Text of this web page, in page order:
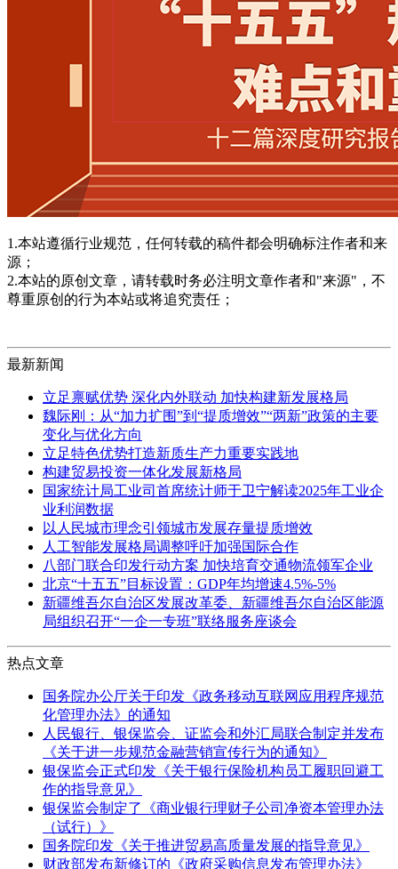
1.本站遵循行业规范，任何转载的稿件都会明确标注作者和来
源；
2.本站的原创文章，请转载时务必注明文章作者和"来源"，不
尊重原创的行为本站或将追究责任；
最新新闻
立足禀赋优势 深化内外联动 加快构建新发展格局
魏际刚：从“加力扩围”到“提质增效”“两新”政策的主要
变化与优化方向
立足特色优势打造新质生产力重要实践地
构建贸易投资一体化发展新格局
国家统计局工业司首席统计师于卫宁解读2025年工业企
业利润数据
以人民城市理念引领城市发展存量提质增效
人工智能发展格局调整呼吁加强国际合作
八部门联合印发行动方案 加快培育交通物流领军企业
北京“十五五”目标设置：GDP年均增速4.5%-5%
新疆维吾尔自治区发展改革委、新疆维吾尔自治区能源
局组织召开“一企一专班”联络服务座谈会
热点文章
国务院办公厅关于印发《政务移动互联网应用程序规范
化管理办法》的通知
人民银行、银保监会、证监会和外汇局联合制定并发布
《关于进一步规范金融营销宣传行为的通知》
银保监会正式印发《关于银行保险机构员工履职回避工
作的指导意见》
银保监会制定了《商业银行理财子公司净资本管理办法
（试行）》
国务院印发《关于推进贸易高质量发展的指导意见》
财政部发布新修订的《政府采购信息发布管理办法》